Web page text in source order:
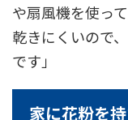
や扇風機を使っ
乾きにくいので
です」
家に花粉を